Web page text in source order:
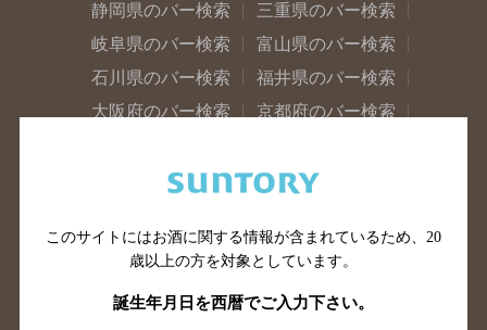
静岡県のバー検索
三重県のバー検索
岐阜県のバー検索
富山県のバー検索
石川県のバー検索
福井県のバー検索
大阪府のバー検索
京都府のバー検索
滋賀県のバー検索
和歌山県のバー検索
山口県のバー検索
鳥取県のバー検索
香川県のバー検索
愛媛県のバー検索
このサイトにはお酒に関する情報が含まれているため、 20
歳以上の方を対象としています。
誕生年月日を西暦でご入力下さい。